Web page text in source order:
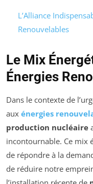
L’Alliance
Renouvelables
Le Mix
Énergies
Dans le contexte de
aux énergies
production nucléaire
incontournable. Ce mix
de répondre à la
de réduire notre